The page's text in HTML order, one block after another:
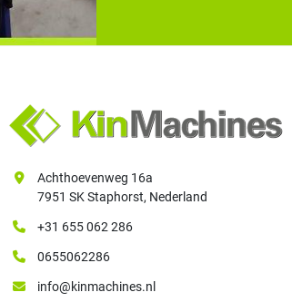
Achthoevenweg 16a
7951 SK Staphorst, Nederland
+31 655 062 286
0655062286
info@kinmachines.nl